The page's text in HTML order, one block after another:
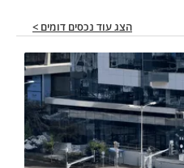
הצג עוד נכסים דומים >